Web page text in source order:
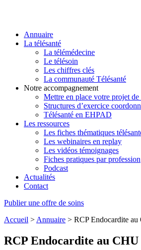
Annuaire
La télésanté
La télémédecine
Le télésoin
Les chiffres clés
La communauté Télésanté
Notre accompagnement
Mettre en place votre projet de
Structures d’exercice
Télésanté en EHPAD
Les ressources
Les fiches thématiques
Les webinaires en replay
Les vidéos témoignages
Fiches pratiques par profession
Podcast
Actualités
Contact
Publier une offre de soins
Accueil > Annuaire > RCP Endocardite
RCP Endocardite au CHU